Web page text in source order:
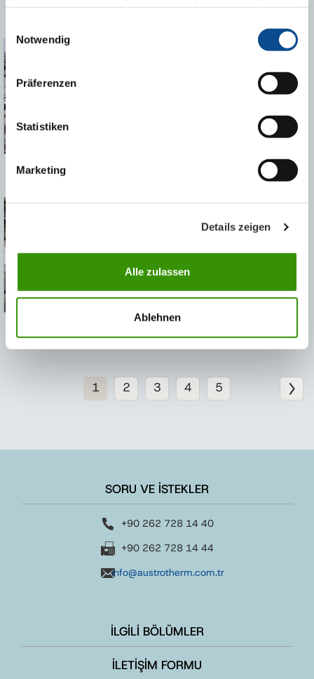
Notwendig
Präferenzen
Statistiken
Marketing
Details zeigen
Alle zulassen
Ablehnen
Neden Austrotherm geoBLOCK®
Neden Austrotherm geoBLOCK®
1 2 3 4 5
SORU VE İSTEKLER
+90 262 728 14 40
+90 262 728 14 44
info@austrotherm.com.tr
İLGİLİ BÖLÜMLER
İLETİŞİM FORMU